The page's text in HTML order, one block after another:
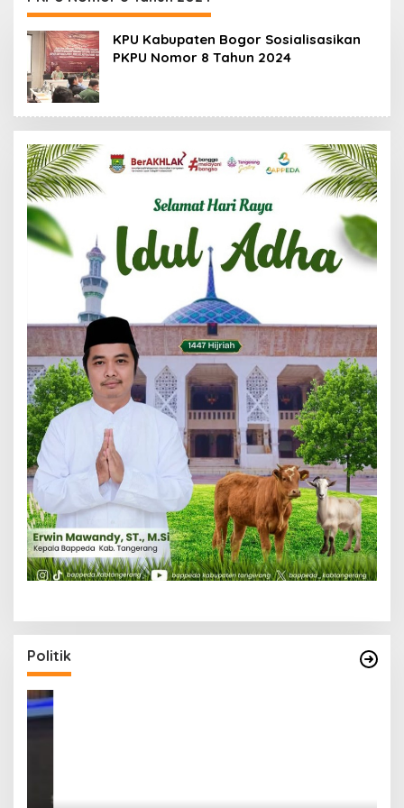
KPU Kabupaten Bogor Sosialisasikan
PKPU Nomor 8 Tahun 2024
Politik